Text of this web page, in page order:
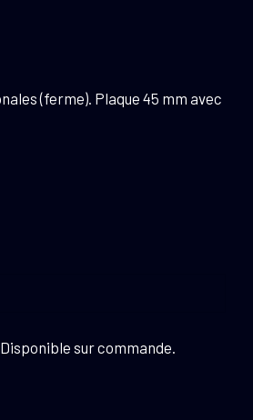
(ferme). Plaque 45 mm avec
sur commande.